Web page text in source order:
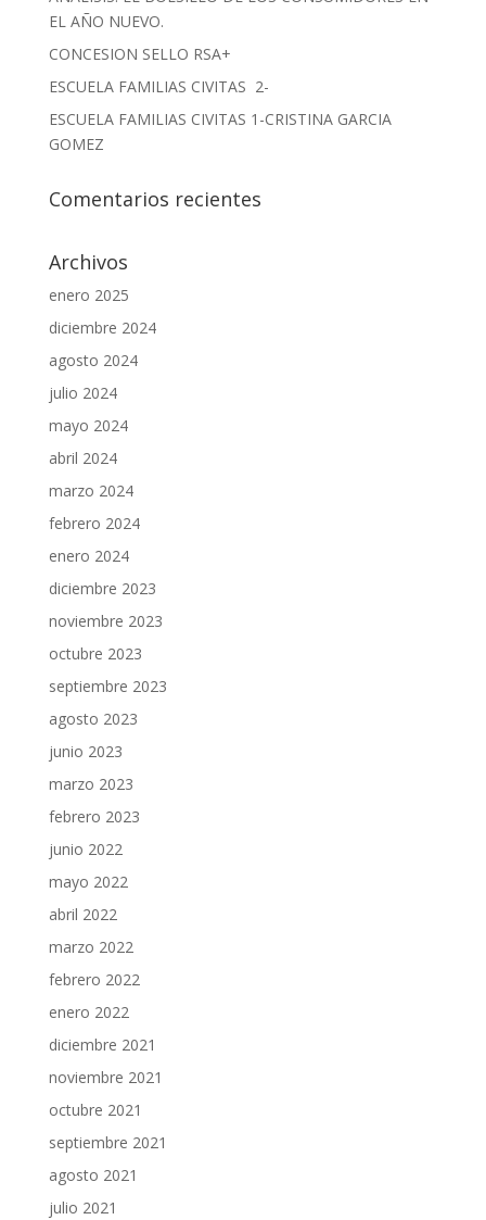
EL AÑO NUEVO.
CONCESION SELLO RSA+
ESCUELA FAMILIAS CIVITAS 2-
ESCUELA FAMILIAS CIVITAS 1-CRISTINA GARCIA
GOMEZ
Comentarios recientes
Archivos
enero 2025
diciembre 2024
agosto 2024
julio 2024
mayo 2024
abril 2024
marzo 2024
febrero 2024
enero 2024
diciembre 2023
noviembre 2023
octubre 2023
septiembre 2023
agosto 2023
junio 2023
marzo 2023
febrero 2023
junio 2022
mayo 2022
abril 2022
marzo 2022
febrero 2022
enero 2022
diciembre 2021
noviembre 2021
octubre 2021
septiembre 2021
agosto 2021
julio 2021